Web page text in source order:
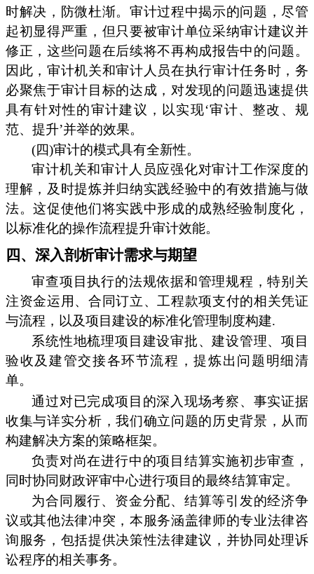
时解决，防微杜渐。审计过程中揭示的问题，尽管
起初显得严重，但只要被审计单位采纳审计建议并
修正，这些问题在后续将不再构成报告中的问题。
因此，审计机关和审计人员在执行审计任务时，务
必聚焦于审计目标的达成，对发现的问题迅速提供
具有针对性的审计建议，以实现‘审计、整改、规
范、提升’并举的效果。
(四)审计的模式具有全新性。
审计机关和审计人员应强化对审计工作深度的
理解，及时提炼并归纳实践经验中的有效措施与做
法。这促使他们将实践中形成的成熟经验制度化，
以标准化的操作流程提升审计效能。
四、深入剖析审计需求与期望
审查项目执行的法规依据和管理规程，特别关
注资金运用、合同订立、工程款项支付的相关凭证
与流程，以及项目建设的标准化管理制度构建.
系统性地梳理项目建设审批、建设管理、项目
验收及建管交接各环节流程，提炼出问题明细清
单。
通过对已完成项目的深入现场考察、事实证据
收集与详实分析，我们确立问题的历史背景，从而
构建解决方案的策略框架。
负责对尚在进行中的项目结算实施初步审查，
同时协同财政评审中心进行项目的最终结算审定。
为合同履行、资金分配、结算等引发的经济争
议或其他法律冲突，本服务涵盖律师的专业法律咨
询服务，包括提供决策性法律建议，并协同处理诉
讼程序的相关事务。